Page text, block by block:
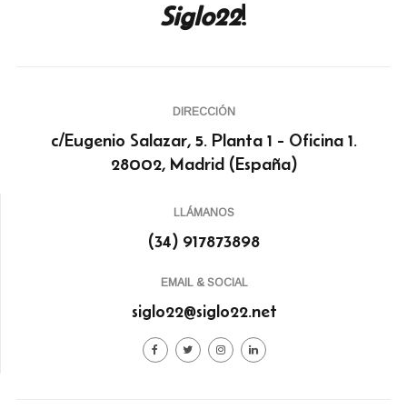
Siglo22!
DIRECCIÓN
c/Eugenio Salazar, 5. Planta 1 - Oficina 1.
28002, Madrid (España)
LLÁMANOS
(34) 917873898
EMAIL & SOCIAL
siglo22@siglo22.net